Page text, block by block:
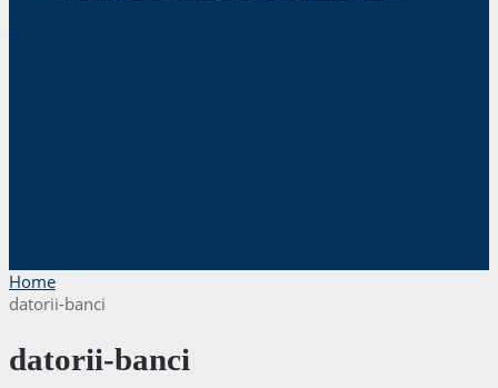
.
Home
datorii-banci
datorii-banci